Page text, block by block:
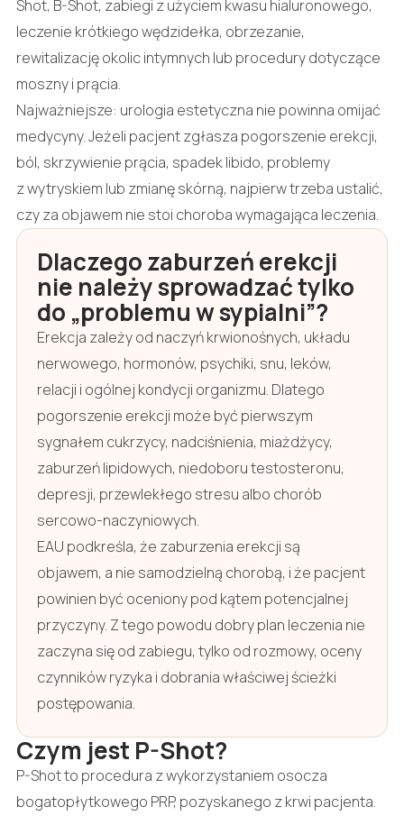
Shot, B-Shot, zabiegi z użyciem kwasu hialuronowego,
leczenie krótkiego wędzidełka, obrzezanie,
rewitalizację okolic intymnych lub procedury dotyczące
moszny i prącia.
Najważniejsze: urologia estetyczna nie powinna omijać
medycyny. Jeżeli pacjent zgłasza pogorszenie erekcji,
ból, skrzywienie prącia, spadek libido, problemy
z wytryskiem lub zmianę skórną, najpierw trzeba ustalić,
czy za objawem nie stoi choroba wymagająca leczenia.
Dlaczego zaburzeń erekcji
nie należy sprowadzać tylko
do „problemu w sypialni”?
Erekcja zależy od naczyń krwionośnych, układu
nerwowego, hormonów, psychiki, snu, leków,
relacji i ogólnej kondycji organizmu. Dlatego
pogorszenie erekcji może być pierwszym
sygnałem cukrzycy, nadciśnienia, miażdżycy,
zaburzeń lipidowych, niedoboru testosteronu,
depresji, przewlekłego stresu albo chorób
sercowo-naczyniowych.
EAU podkreśla, że zaburzenia erekcji są
objawem, a nie samodzielną chorobą, i że pacjent
powinien być oceniony pod kątem potencjalnej
przyczyny. Z tego powodu dobry plan leczenia nie
zaczyna się od zabiegu, tylko od rozmowy, oceny
czynników ryzyka i dobrania właściwej ścieżki
postępowania.
Czym jest P-Shot?
P-Shot to procedura z wykorzystaniem osocza
bogatopłytkowego PRP, pozyskanego z krwi pacjenta.